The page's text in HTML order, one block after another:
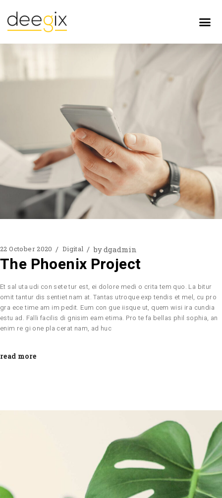
22 October 2020 Digital bydgadmin
The Phoenix Project
Et sal uta udi con sete tur est, ei dolore medi o crita tem quo. La bitur
omit tantur dis sentiet nam at. Tantas utroque exp tendis et mel, cu pro
gra ece time am im pedit. Eum con gue iisque ut, quem wisi ira cundia
estu ad. Falli facilis di gnisim eam etima. Pro te fa bellas phil sophia, an
enim re gi one pla cerat nam, ad huc
read more